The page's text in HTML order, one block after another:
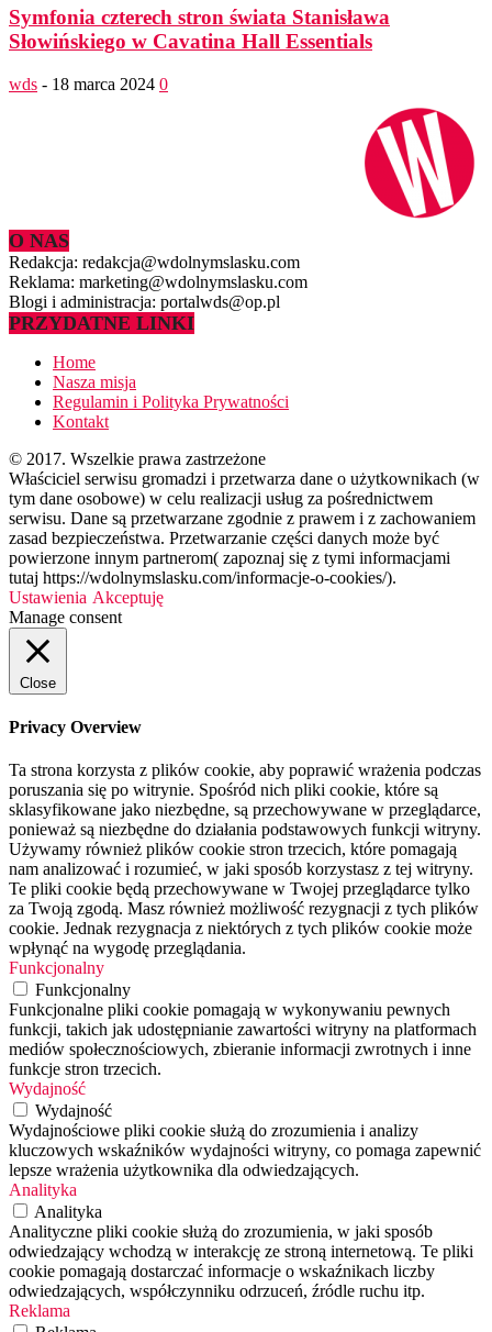
Symfonia czterech stron świata Stanisława
Słowińskiego w Cavatina Hall Essentials
wds - 18 marca 2024 0
O NAS
Redakcja: redakcja@wdolnymslasku.com
Reklama: marketing@wdolnymslasku.com
Blogi i administracja: portalwds@op.pl
PRZYDATNE LINKI
Home
Nasza misja
Regulamin i Polityka Prywatności
Kontakt
© 2017. Wszelkie prawa zastrzeżone
Właściciel serwisu gromadzi i przetwarza dane o użytkownikach (w
tym dane osobowe) w celu realizacji usług za pośrednictwem
serwisu. Dane są przetwarzane zgodnie z prawem i z zachowaniem
zasad bezpieczeństwa. Przetwarzanie części danych może być
powierzone innym partnerom( zapoznaj się z tymi informacjami
tutaj https://wdolnymslasku.com/informacje-o-cookies/).
Ustawienia Akceptuję
Manage consent
Close
Privacy Overview
Ta strona korzysta z plików cookie, aby poprawić wrażenia podczas
poruszania się po witrynie. Spośród nich pliki cookie, które są
sklasyfikowane jako niezbędne, są przechowywane w przeglądarce,
ponieważ są niezbędne do działania podstawowych funkcji witryny.
Używamy również plików cookie stron trzecich, które pomagają
nam analizować i rozumieć, w jaki sposób korzystasz z tej witryny.
Te pliki cookie będą przechowywane w Twojej przeglądarce tylko
za Twoją zgodą. Masz również możliwość rezygnacji z tych plików
cookie. Jednak rezygnacja z niektórych z tych plików cookie może
wpłynąć na wygodę przeglądania.
Funkcjonalny
Funkcjonalny
Funkcjonalne pliki cookie pomagają w wykonywaniu pewnych
funkcji, takich jak udostępnianie zawartości witryny na platformach
mediów społecznościowych, zbieranie informacji zwrotnych i inne
funkcje stron trzecich.
Wydajność
Wydajność
Wydajnościowe pliki cookie służą do zrozumienia i analizy
kluczowych wskaźników wydajności witryny, co pomaga zapewnić
lepsze wrażenia użytkownika dla odwiedzających.
Analityka
Analityka
Analityczne pliki cookie służą do zrozumienia, w jaki sposób
odwiedzający wchodzą w interakcję ze stroną internetową. Te pliki
cookie pomagają dostarczać informacje o wskaźnikach liczby
odwiedzających, współczynniku odrzuceń, źródle ruchu itp.
Reklama